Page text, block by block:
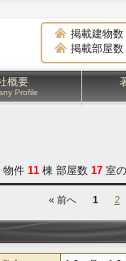
掲載建物数
掲載部屋数
概要
Profile
件 11棟 部屋数 17室
« 前へ 1 2